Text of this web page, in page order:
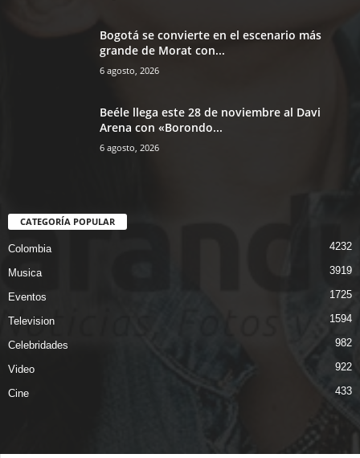
Bogotá se convierte en el escenario más
grande de Morat con...
6 agosto, 2026
Beéle llega este 28 de noviembre al Davi
Arena con «Borondo...
6 agosto, 2026
CATEGORÍA POPULAR
Colombia 4232
Musica 3919
Eventos 1725
Television 1594
Celebridades 982
Video 922
Cine 433